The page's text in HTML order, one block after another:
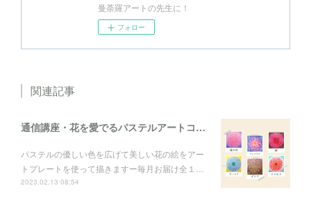
曼荼羅アートの先生に！
フォロー
関連記事
通信講座・花を愛でるパステルアートコレクション
パステルの優しい色を広げて美しい花の絵をアー
トプレートを使って描きますー毎月お届け全１…
2023.02.13 08:54